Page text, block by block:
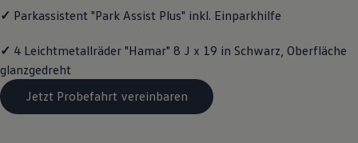
Volkswagen Kundenbetreuung
✓ Parkassistent "Park Assist Plus" inkl. Einparkhilfe
✓ 4 Leichtmetallräder "Hamar" 8 J x 19 in Schwarz, Oberfläche
glanzgedreht
Jetzt Probefahrt vereinbaren